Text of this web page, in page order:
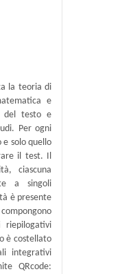
la teoria di
e
del testo e
Per ogni
solo quello
il test. Il
ciascuna
a singoli
è presente
riepilogativi
è costellato
integrativi
QRcode: